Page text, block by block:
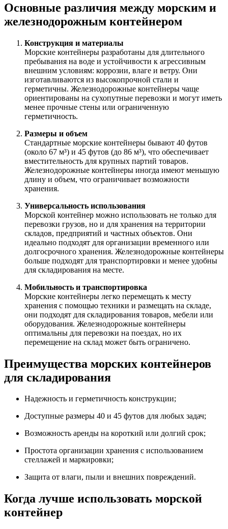
Основные различия между морским и
железнодорожным контейнером
Конструкция и материалы
Морские контейнеры разработаны для длительного
пребывания на воде и устойчивости к агрессивным
внешним условиям: коррозии, влаге и ветру. Они
изготавливаются из высокопрочной стали и
герметичны. Железнодорожные контейнеры чаще
ориентированы на сухопутные перевозки и могут иметь
менее прочные стены или ограниченную
герметичность.
Размеры и объем
Стандартные морские контейнеры бывают 40 футов
(около 67 м³) и 45 футов (до 86 м³), что обеспечивает
вместительность для крупных партий товаров.
Железнодорожные контейнеры иногда имеют меньшую
длину и объем, что ограничивает возможности
хранения.
Универсальность использования
Морской контейнер можно использовать не только для
перевозки грузов, но и для хранения на территории
складов, предприятий и частных объектов. Они
идеально подходят для организации временного или
долгосрочного хранения. Железнодорожные контейнеры
больше подходят для транспортировки и менее удобны
для складирования на месте.
Мобильность и транспортировка
Морские контейнеры легко перемещать к месту
хранения с помощью техники и размещать на складе,
они подходят для складирования товаров, мебели или
оборудования. Железнодорожные контейнеры
оптимальны для перевозки на поездах, но их
перемещение на склад может быть ограничено.
Преимущества морских контейнеров
для складирования
Надежность и герметичность конструкции;
Доступные размеры 40 и 45 футов для любых задач;
Возможность аренды на короткий или долгий срок;
Простота организации хранения с использованием
стеллажей и маркировки;
Защита от влаги, пыли и внешних повреждений.
Когда лучше использовать морской
контейнер